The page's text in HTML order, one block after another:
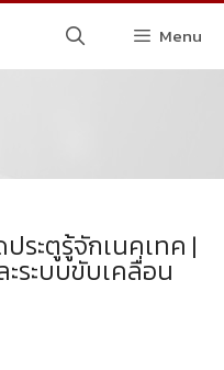
Menu
ระตูรู้จักเนคเทค |
ระบบขับเคลื่อน